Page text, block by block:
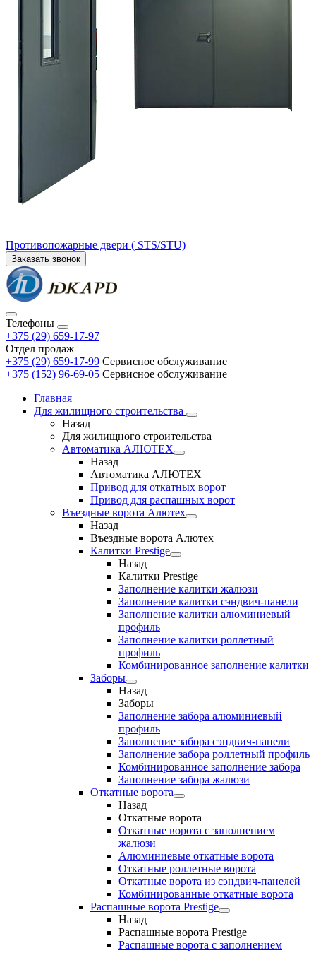
Противопожарные двери ( STS/STU)
Заказать звонок
Телефоны
+375 (29) 659-17-97
Отдел продаж
+375 (29) 659-17-99 Сервисное обслуживание
+375 (152) 96-69-05 Сервисное обслуживание
Главная
Для жилищного строительства
Назад
Для жилищного строительства
Автоматика AЛЮТЕХ
Назад
Автоматика AЛЮТЕХ
Привод для откатных ворот
Привод для распашных ворот
Въездные ворота Алютех
Назад
Въездные ворота Алютех
Калитки Prestige
Назад
Калитки Prestige
Заполнение калитки жалюзи
Заполнение калитки сэндвич-панели
Заполнение калитки алюминиевый
профиль
Заполнение калитки роллетный
профиль
Комбинированное заполнение калитки
Заборы
Назад
Заборы
Заполнение забора алюминиевый
профиль
Заполнение забора сэндвич-панели
Заполнение забора роллетный профиль
Комбинированное заполнение забора
Заполнение забора жалюзи
Откатные ворота
Назад
Откатные ворота
Откатные ворота с заполнением
жалюзи
Алюминиевые откатные ворота
Откатные роллетные ворота
Откатные ворота из сэндвич-панелей
Комбинированные откатные ворота
Распашные ворота Prestige
Назад
Распашные ворота Prestige
Распашные ворота с заполнением